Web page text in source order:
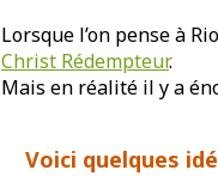
Lorsque l’on pense à
Christ Rédempteur.
Mais en réalité il y a
Voici quelques